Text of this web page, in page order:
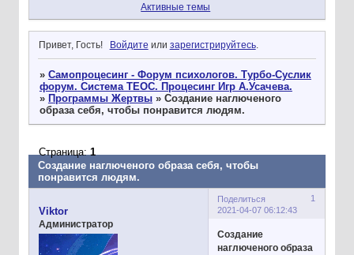
Активные темы
Привет, Гость! Войдите или зарегистрируйтесь.
» Самопроцесинг - Форум психологов. Турбо-Суслик
форум. Система ТЕОС. Процесинг Игр А.Усачева.
» Программы Жертвы » Создание наглюченого
образа себя, чтобы понравится людям.
Создание наглюченого образа себя, чтобы
понравится людям.
Страница:1
Поделиться
1
2021-04-07 06:12:43
Viktor
Администратор
Создание
наглюченого образа